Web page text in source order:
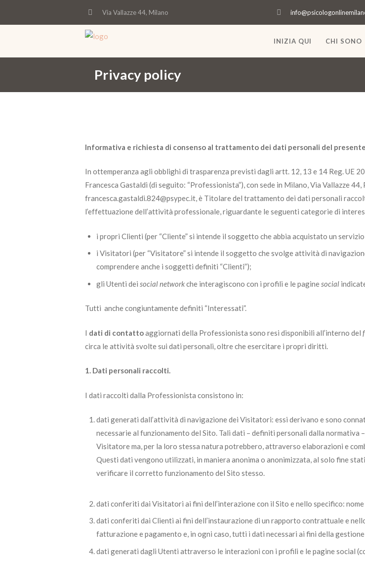
Via Vallazze 44, Milano
INIZIA QUI CHI SONO
privacy policy
Informativa e richiesta di consenso al trattamento dei dati personali del
In ottemperanza agli obblighi di trasparenza previsti dagli artt. 12, 13 e 14 Reg. UE
Francesca Gastaldi (di seguito: “Professionista”), con sede in Milano, Via Vallazze
francesca.gastaldi.824@psypec.it, è Titolare del trattamento dei dati personali
l’effettuazione dell’attività professionale, riguardante le seguenti categorie di
i propri Clienti (per “Cliente” si intende il soggetto che abbia acquistato un
i Visitatori (per “Visitatore” si intende il soggetto che svolge attività di
comprendere anche i soggetti definiti “Clienti”);
gli Utenti dei social networkche interagiscono con i profili e le pagine social
Tutti anche congiuntamente definiti “Interessati”.
I dati di contattoaggiornati della Professionista sono resi disponibili all’interno del
circa le attività svolte sui dati personali, oltre che esercitare i propri diritti.
1. Dati personali raccolti.
I dati raccolti dalla Professionista consistono in:
dati generati dall’attività di navigazione dei Visitatori: essi derivano e sono
necessarie al funzionamento del Sito. Tali dati – definiti personali dalla
Visitatore ma, per la loro stessa natura potrebbero, attraverso elaborazioni e
Questi dati vengono utilizzati, in maniera anonima o anonimizzata, al solo fine
verificare il corretto funzionamento del Sito stesso.
dati conferiti dai Visitatori ai fini dell’interazione con il Sito e nello specifico:
dati conferiti dai Clienti ai fini dell’instaurazione di un rapporto contrattuale e
fatturazione e pagamento e, in ogni caso, tutti i dati necessari ai fini della
dati generati dagli Utenti attraverso le interazioni con i profili e le pagine social